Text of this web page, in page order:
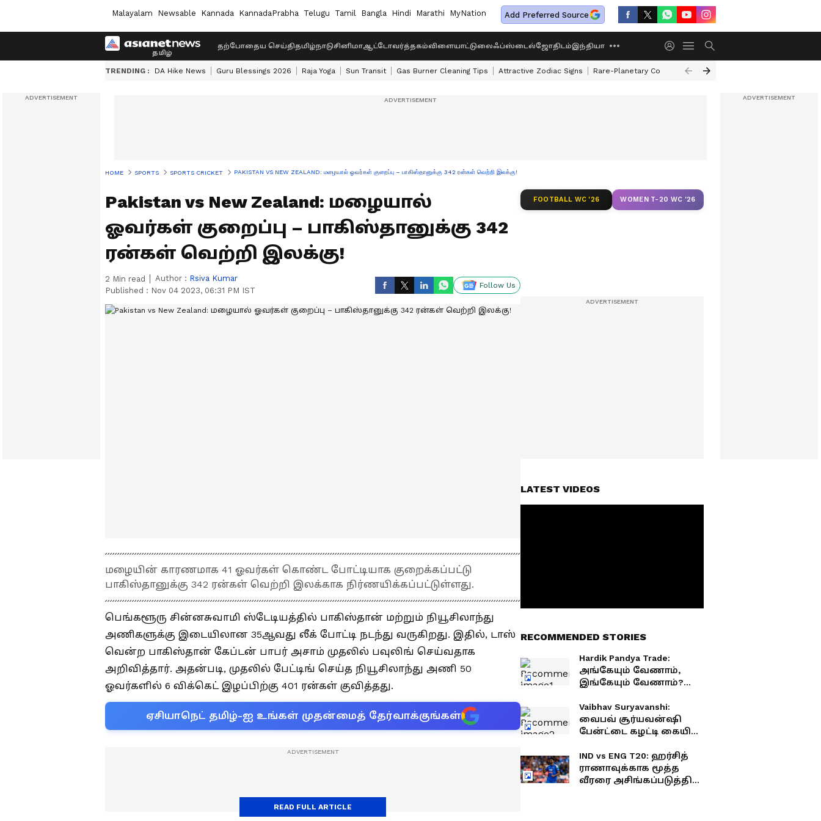
Malayalam Newsable Kannada KannadaPrabha Telugu Tamil Bangla Hindi Marathi MyNation Add Preferred Source
தற்போதைய செய்திதமிழ்நாடுசினிமாஆட்டோவர்த்தகம்விளையாட்டுலைஃப்ஸ்டைல்ஜோதிடம்இந்தியா
TRENDING : DA Hike News Guru Blessings 2026 Raja Yoga Sun Transit Gas Burner Cleaning Tips Attractive Zodiac Signs Rare-Planetary Conjunction After 12 Years
HOME SPORTS SPORTS CRICKET PAKISTAN VS NEW ZEALAND: மழையால் ஓவர்கள் குறைப்பு – பாகிஸ்தானுக்கு 342 ரன்கள் வெற்றி இலக்கு!
Pakistan vs New Zealand: மழையால்
ஓவர்கள் குறைப்பு – பாகிஸ்தானுக்கு 342
ரன்கள் வெற்றி இலக்கு!
2 Min read Author : Rsiva Kumar
Published : Nov 04 2023, 06:31 PM IST
Follow Us
மழையின் காரணமாக 41 ஓவர்கள் கொண்ட போட்டியாக குறைக்கப்பட்டு
பாகிஸ்தானுக்கு 342 ரன்கள் வெற்றி இலக்காக நிர்ணயிக்கப்பட்டுள்ளது.
பெங்களூரு சின்னசுவாமி ஸ்டேடியத்தில் பாகிஸ்தான் மற்றும் நியூசிலாந்து
அணிகளுக்கு இடையிலான 35ஆவது லீக் போட்டி நடந்து வருகிறது. இதில், டாஸ்
வென்ற பாகிஸ்தான் கேப்டன் பாபர் அசாம் முதலில் பவுலிங் செய்வதாக
அறிவித்தார். அதன்படி, முதலில் பேட்டிங் செய்த நியூசிலாந்து அணி 50
ஓவர்களில் 6 விக்கெட் இழப்பிற்கு 401 ரன்கள் குவித்தது.
ஏசியாநெட் தமிழ்-ஐ உங்கள் முதன்மைத் தேர்வாக்குங்கள்
READ FULL ARTICLE
FOOTBALL WC '26 WOMEN T-20 WC '26
LATEST VIDEOS
RECOMMENDED STORIES
Hardik Pandya Trade:
அங்கேயும் வேணாம்,
இங்கேயும் வேணாம்?
கைவிடும் மும்பை? CSK,
MI விளக்கம்
Vaibhav Suryavanshi:
வைபவ் சூர்யவன்ஷி
பேன்ட்டை கழட்டி கையில்
அப்படி என்றால் என்ன?
ரவி சாஸ்திரி சொன்ன
தகவல்
IND vs ENG T20: ஹர்சித்
ராணாவுக்காக மூத்த
வீரரை அசிங்கப்படுத்திய